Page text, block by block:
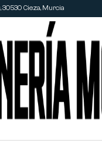
30530 Cieza, Murcia